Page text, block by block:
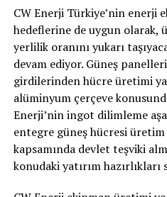
CW Enerji Türkiye’nin enerji
hedeflerine de uygun
yerlilik oranını yukarı
devam ediyor. Güneş
girdilerinden hücre üretimi
alüminyum çerçeve
Enerji’nin ingot dilimleme
entegre güneş hücresi
kapsamında devlet teşviki
konudaki yatırım hazırlıkları